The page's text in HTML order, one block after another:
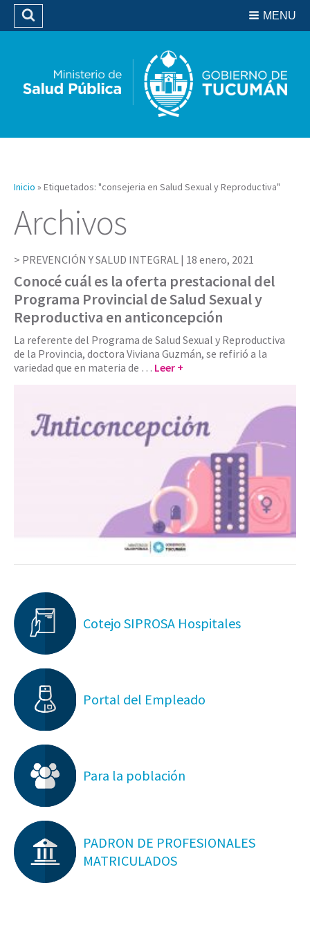
Biblioteca
MENU
Buscar
Inicio » Etiquetados: "consejeria en Salud Sexual y Reproductiva"
Archivos
PREVENCIÓN Y SALUD INTEGRAL | 18 enero, 2021
Conocé cuál es la oferta prestacional del
Programa Provincial de Salud Sexual y
Reproductiva en anticoncepción
La referente del Programa de Salud Sexual y Reproductiva
de la Provincia, doctora Viviana Guzmán, se refirió a la
variedad que en materia de … Leer +
Cotejo SIPROSA Hospitales
Portal del Empleado
Para la población
PADRON DE PROFESIONALES
MATRICULADOS